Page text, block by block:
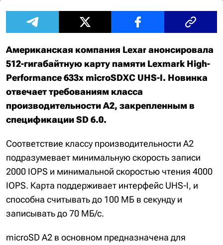
Американская компания Lexar анонсировала
512-гигабайтную карту памяти Lexmark High-
Performance 633x microSDXC UHS-I. Новинка
отвечает требованиям класса
производительности A2, закрепленным в
спецификации SD 6.0.
Соответствие классу производительности A2
подразумевает минимальную скорость записи
2000 IOPS и минимальной скоростью чтения 4000
IOPS. Карта поддерживает интерфейс UHS-I, и
способна считывать до 100 МБ в секунду и
записывать до 70 МБ/с.
microSD A2 в основном предназначена для